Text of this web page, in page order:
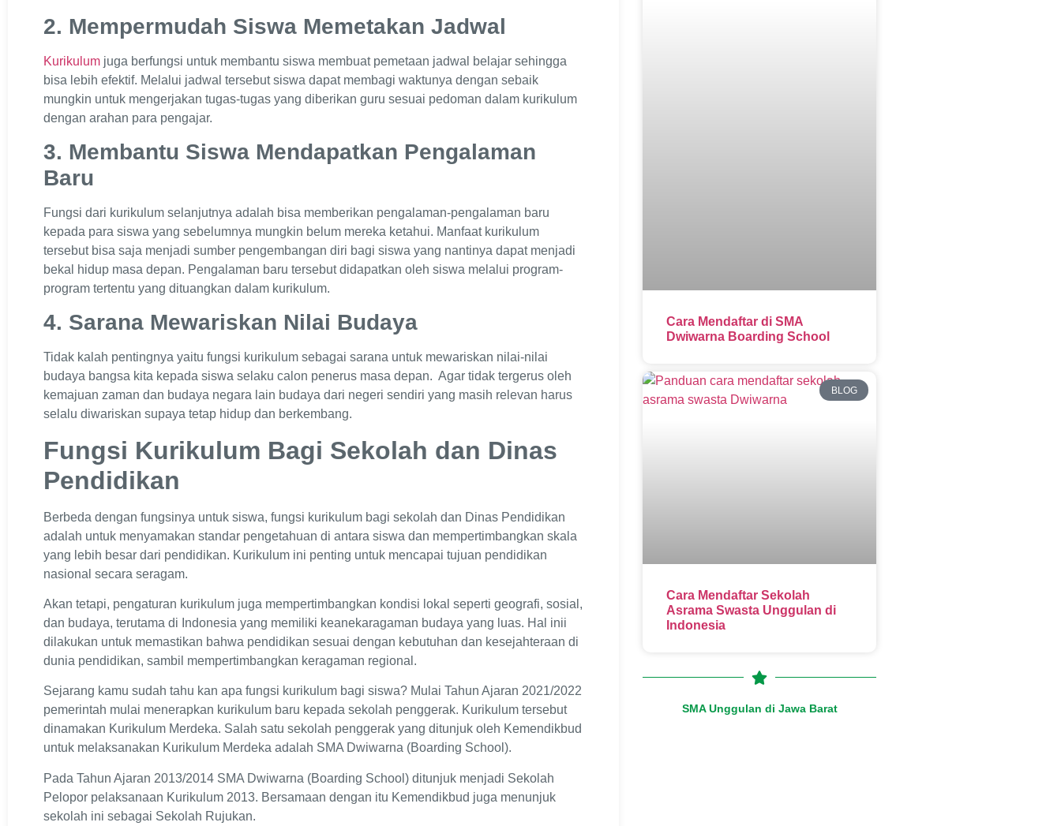
2. Mempermudah Siswa Memetakan Jadwal
Kurikulum juga berfungsi untuk membantu siswa membuat pemetaan jadwal belajar sehingga
bisa lebih efektif. Melalui jadwal tersebut siswa dapat membagi waktunya dengan sebaik
mungkin untuk mengerjakan tugas-tugas yang diberikan guru sesuai pedoman dalam kurikulum
dengan arahan para pengajar.
3. Membantu Siswa Mendapatkan Pengalaman
Baru
Fungsi dari kurikulum selanjutnya adalah bisa memberikan pengalaman-pengalaman baru
kepada para siswa yang sebelumnya mungkin belum mereka ketahui. Manfaat kurikulum
tersebut bisa saja menjadi sumber pengembangan diri bagi siswa yang nantinya dapat menjadi
bekal hidup masa depan. Pengalaman baru tersebut didapatkan oleh siswa melalui program-
program tertentu yang dituangkan dalam kurikulum.
4. Sarana Mewariskan Nilai Budaya
Tidak kalah pentingnya yaitu fungsi kurikulum sebagai sarana untuk mewariskan nilai-nilai
budaya bangsa kita kepada siswa selaku calon penerus masa depan. Agar tidak tergerus oleh
kemajuan zaman dan budaya negara lain budaya dari negeri sendiri yang masih relevan harus
selalu diwariskan supaya tetap hidup dan berkembang.
Fungsi Kurikulum Bagi Sekolah dan Dinas
Pendidikan
Berbeda dengan fungsinya untuk siswa, fungsi kurikulum bagi sekolah dan Dinas Pendidikan
adalah untuk menyamakan standar pengetahuan di antara siswa dan mempertimbangkan skala
yang lebih besar dari pendidikan. Kurikulum ini penting untuk mencapai tujuan pendidikan
nasional secara seragam.
Akan tetapi, pengaturan kurikulum juga mempertimbangkan kondisi lokal seperti geografi, sosial,
dan budaya, terutama di Indonesia yang memiliki keanekaragaman budaya yang luas. Hal inii
dilakukan untuk memastikan bahwa pendidikan sesuai dengan kebutuhan dan kesejahteraan di
dunia pendidikan, sambil mempertimbangkan keragaman regional.
Sejarang kamu sudah tahu kan apa fungsi kurikulum bagi siswa? Mulai Tahun Ajaran 2021/2022
pemerintah mulai menerapkan kurikulum baru kepada sekolah penggerak. Kurikulum tersebut
dinamakan Kurikulum Merdeka. Salah satu sekolah penggerak yang ditunjuk oleh Kemendikbud
untuk melaksanakan Kurikulum Merdeka adalah SMA Dwiwarna (Boarding School).
Pada Tahun Ajaran 2013/2014 SMA Dwiwarna (Boarding School) ditunjuk menjadi Sekolah
Pelopor pelaksanaan Kurikulum 2013. Bersamaan dengan itu Kemendikbud juga menunjuk
sekolah ini sebagai Sekolah Rujukan.
Cara Mendaftar di SMA
Dwiwarna Boarding School
BLOG
Cara Mendaftar Sekolah
Asrama Swasta Unggulan di
Indonesia
SMA Unggulan di Jawa Barat